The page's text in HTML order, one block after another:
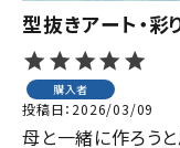
型抜きアート・彩
購入者
投稿日 2026/03/09
母と一緒に作ろう